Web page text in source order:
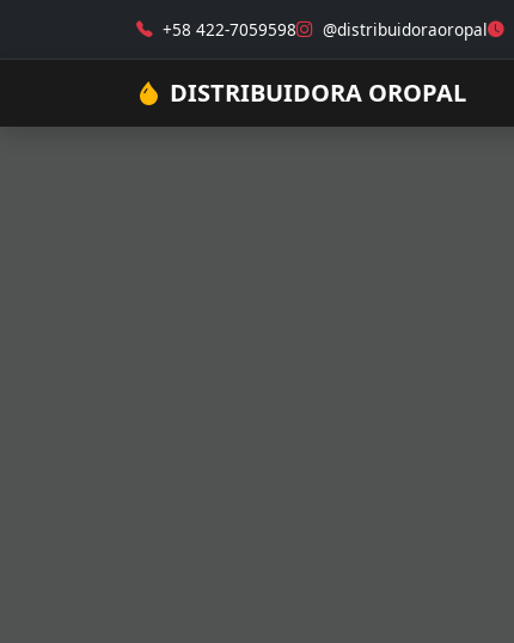
+58 422-7059598 @distribuidoraoropal
DISTRIBUIDORA OROPAL